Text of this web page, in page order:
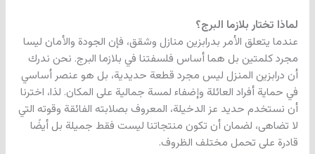
لماذا تختار بلازما البرج؟
عندما يتعلق الأمر بدرابزين منازل وشقق، فإن الجودة والأمان ليسا
مجرد كلمتين بل هما أساس فلسفتنا في بلازما البرج. نحن ندرك
أن درابزين المنزل ليس مجرد قطعة حديدية، بل هو عنصر أساسي
في حماية أفراد العائلة وإضفاء لمسة جمالية على المكان. لذا، اخترنا
أن نستخدم حديد عز الدخيلة، المعروف بصلابته الفائقة وقوته التي
لا تضاهى، لضمان أن تكون منتجاتنا ليست فقط جميلة بل أيضًا
قادرة على تحمل مختلف الظروف.